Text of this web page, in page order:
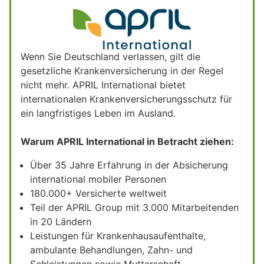
Wenn Sie Deutschland verlassen, gilt die
gesetzliche Krankenversicherung in der Regel
nicht mehr. APRIL International bietet
internationalen Krankenversicherungsschutz für
ein langfristiges Leben im Ausland.
Warum APRIL International in Betracht ziehen:
Über 35 Jahre Erfahrung in der Absicherung
international mobiler Personen
180.000+ Versicherte weltweit
Teil der APRIL Group mit 3.000 Mitarbeitenden
in 20 Ländern
Leistungen für Krankenhausaufenthalte,
ambulante Behandlungen, Zahn- und